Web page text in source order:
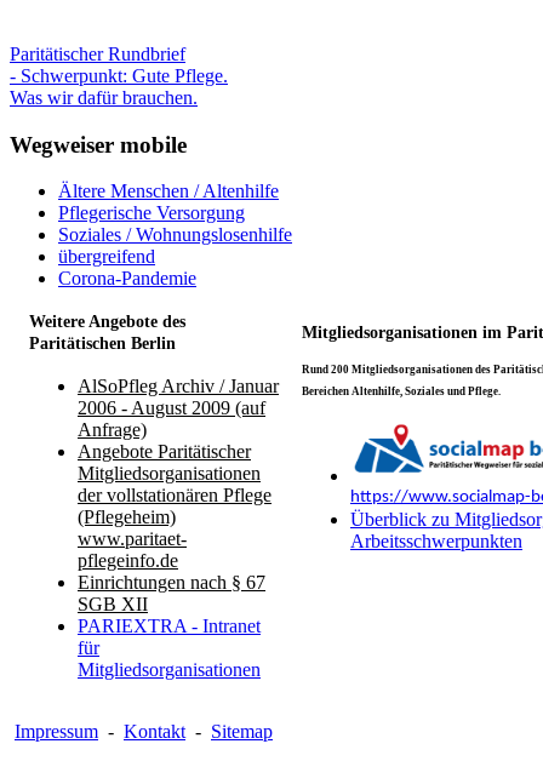
Paritätischer Rundbrief
- Schwerpunkt: Gute Pflege.
Was wir dafür brauchen.
Wegweiser mobile
Ältere Menschen / Altenhilfe
Pflegerische Versorgung
Soziales / Wohnungslosenhilfe
übergreifend
Corona-Pandemie
Weitere Angebote des
Paritätischen Berlin
Mitgliedsorganisationen im
AlSoPfleg Archiv / Januar
2006 - August 2009 (auf
Anfrage)
Angebote Paritätischer
Mitgliedsorganisationen
der vollstationären Pflege
(Pflegeheim)
www.paritaet-
pflegeinfo.de
Einrichtungen nach § 67
SGB XII
PARIEXTRA - Intranet
für
Mitgliedsorganisationen
Rund 200 Mitgliedsorganisationen des
Bereichen Altenhilfe, Soziales und Pflege.
https://www.socialmap-
Überblick zu
Arbeitsschwerpunkten
Impressum - Kontakt - Sitemap